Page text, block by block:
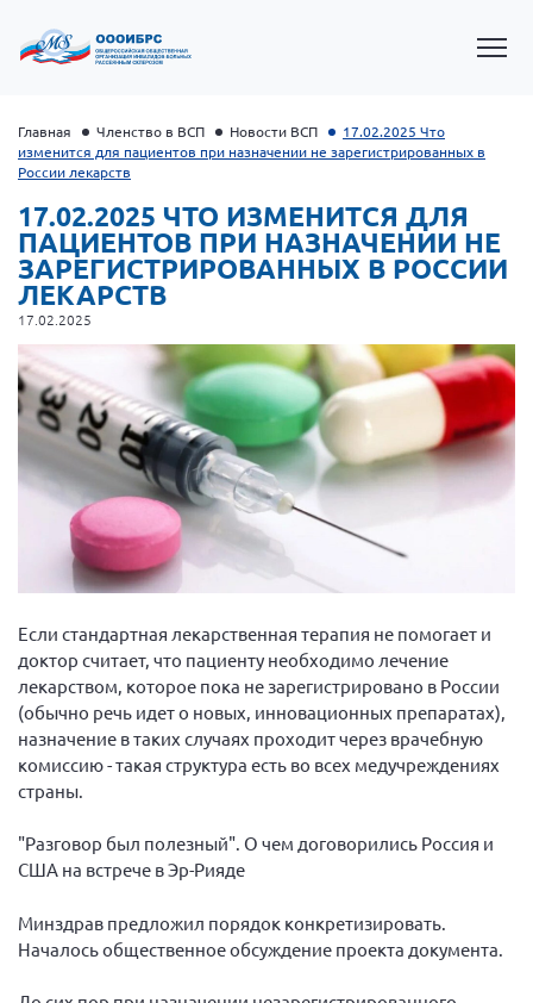
Президент Власов Я.В.
Первый вице-президент Кичигина Н. Ф.
Генеральный директор Матвиевская О.В.
Вице-президент Зрячева Н.В.
Вице-президент Шишлянников Ф.В.
Информационная служба
Вице-президент Черненко Д.Е.
Вице-президент Валюх М.В.
Вице-президент Чернова А.В.
Вице-президент Цикорин И.В.
Главный бухгалтер Жаворонкова Г.М.
Конференция ОООИБРС 2026
Конференция ОООИБРС 2025
Экспертный совет ОООИБРС 2025
Главная Членство в ВСП Новости ВСП
17.02.2025 Что
изменится для пациентов при назначении не зарегистрированных в
России лекарств
17.02.2025 ЧТО ИЗМЕНИТСЯ ДЛЯ
ПАЦИЕНТОВ ПРИ НАЗНАЧЕНИИ НЕ
ЗАРЕГИСТРИРОВАННЫХ В РОССИИ
ЛЕКАРСТВ
17.02.2025
Если стандартная лекарственная терапия не помогает и
доктор считает, что пациенту необходимо лечение
лекарством, которое пока не зарегистрировано в России
(обычно речь идет о новых, инновационных препаратах),
назначение в таких случаях проходит через врачебную
комиссию - такая структура есть во всех медучреждениях
страны.
"Разговор был полезный". О чем договорились Россия и
США на встрече в Эр-Рияде
Минздрав предложил порядок конкретизировать.
Началось общественное обсуждение проекта документа.